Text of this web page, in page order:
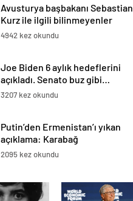
Avusturya başbakanı Sebastian
Kurz ile ilgili bilinmeyenler
4942 kez okundu
Joe Biden 6 aylık hedeflerini
açıkladı. Senato buz gibi…
3207 kez okundu
Putin’den Ermenistan’ı yıkan
açıklama: Karabağ
Azerbaycan’ın ayrılmaz bir
2095 kez okundu